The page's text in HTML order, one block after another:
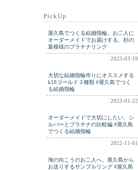
shell
silver
wdding
weddig
wedding
yakushima
PickUp
屋久島でつくる結婚指輪。お二人に
オーダーメイドでお届けする、杉の
葉模様のプラチナリング
2023-03-19
大切な結婚指輪作りにオススメする
k18ゴールド３種類 #屋久島でつく
る結婚指輪
2023-01-22
オーダーメイドで大切にしたい、シ
ルバーとプラチナの比較編 #屋久島
でつくる結婚指輪
2022-11-01
海の向こうのお二人へ。屋久島から
お送りするサンプルリング #屋久島